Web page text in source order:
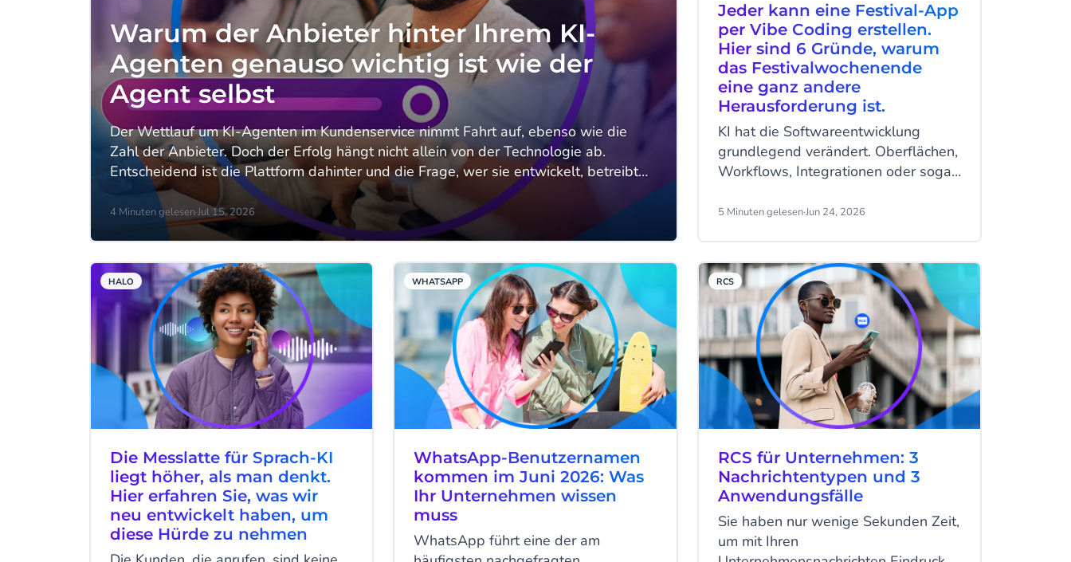
Warum der Anbieter hinter Ihrem KI-
Agenten genauso wichtig ist wie der
Agent selbst
Der Wettlauf um KI-Agenten im Kundenservice nimmt Fahrt auf, ebenso wie die
Zahl der Anbieter. Doch der Erfolg hängt nicht allein von der Technologie ab.
Entscheidend ist die Plattform dahinter und die Frage, wer sie entwickelt, betreibt
und langfristig weiterentwickelt.
4 Minuten gelesen·Jul 15, 2026
Jeder kann eine Festival-App
per Vibe Coding erstellen.
Hier sind 6 Gründe, warum
das Festivalwochenende
eine ganz andere
Herausforderung ist.
KI hat die Softwareentwicklung
grundlegend verändert. Oberflächen,
Workflows, Integrationen oder sogar
lassen sich heute innerhalb weniger
5 Minuten gelesen·Jun 24, 2026
HALO
Die Messlatte für Sprach-KI
liegt höher, als man denkt.
Hier erfahren Sie, was wir
neu entwickelt haben, um
diese Hürde zu nehmen
WHATSAPP
WhatsApp-Benutzernamen
kommen im Juni 2026: Was
Ihr Unternehmen wissen
muss
WhatsApp führt eine der am
RCS
RCS für Unternehmen: 3
Nachrichtentypen und 3
Anwendungsfälle
Sie haben nur wenige Sekunden Zeit,
um mit Ihren